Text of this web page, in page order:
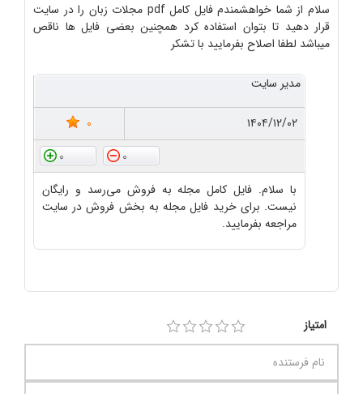
سلام از شما خواهشمندم فایل کامل pdf مجلات زبان را در سایت
قرار دهید تا بتوان استفاده کرد همچنین بعضی فایل ها ناقص
میباشد لطفا اصلاح بفرمایید با تشکر
مدیر سایت
۱۴۰۴/۱۲/۰۲
0
0
0
با سلام. فایل کامل مجله به فروش می‌رسد و رایگان
نیست. برای خرید فایل مجله به بخش فروش در سایت
مراجعه بفرمایید.
امتیاز